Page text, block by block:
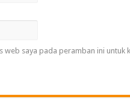
web saya pada peramban ini untuk